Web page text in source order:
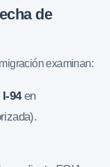
de
examinan:
94en